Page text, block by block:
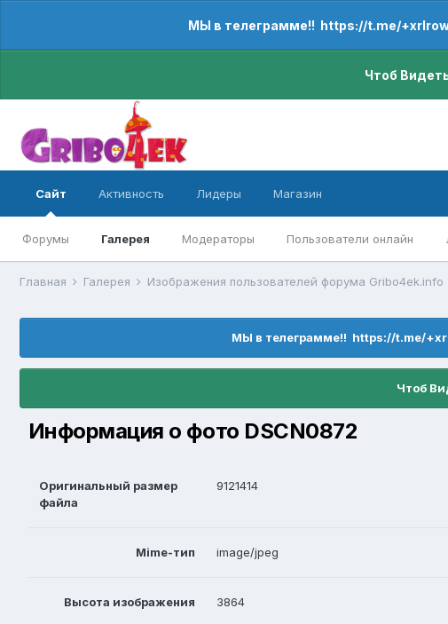
МЫ в телеграмме!! https://t.me/
Чтоб
Сайт
Форумы Галерея Модераторы Пользователи онлайн
Активность Лидеры Магазин
Главная Галерея Изображения пользователей форума Gribo4ek.info
МЫ в телеграмме!! https://t.me/
Чтоб
Информация о фото DSCN0872
Оригинальный размер
файла
9121414
Mime-тип image/jpeg
Высота изображения 3864